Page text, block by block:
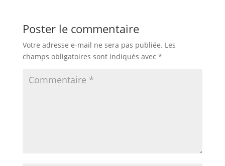
Poster le commentaire
Votre adresse e-mail ne sera pas publiée. Les
champs obligatoires sont indiqués avec *